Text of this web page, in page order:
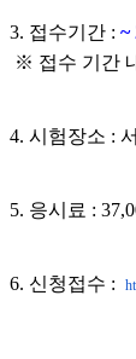
3. 접수기간 : ~
※ 접수 기간
4. 시험장소 :
5. 응시료 :
6. 신청접수 :